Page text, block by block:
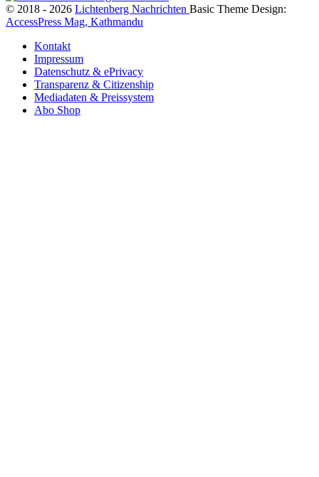
© 2018 - 2026 Lichtenberg Nachrichten Basic Theme Design:
AccessPress Mag, Kathmandu
Kontakt
Impressum
Datenschutz & ePrivacy
Transparenz & Citizenship
Mediadaten & Preissystem
Abo Shop